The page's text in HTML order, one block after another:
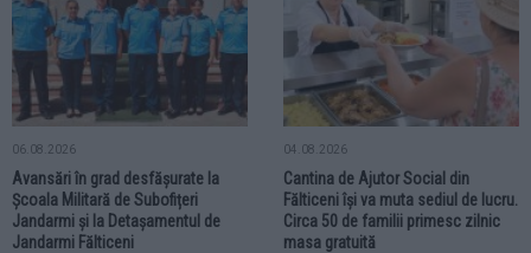
06.08.2026
Avansări în grad desfășurate la
Școala Militară de Subofițeri
Jandarmi și la Detașamentul de
Jandarmi Fălticeni
04.08.2026
Cantina de Ajutor Social din
Fălticeni își va muta sediul de lucru.
Circa 50 de familii primesc zilnic
masa gratuită